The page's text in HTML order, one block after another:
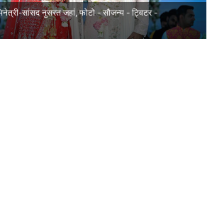
सांसद नुसरत जहां, फोटो - सौजन्य - ट्विटर -